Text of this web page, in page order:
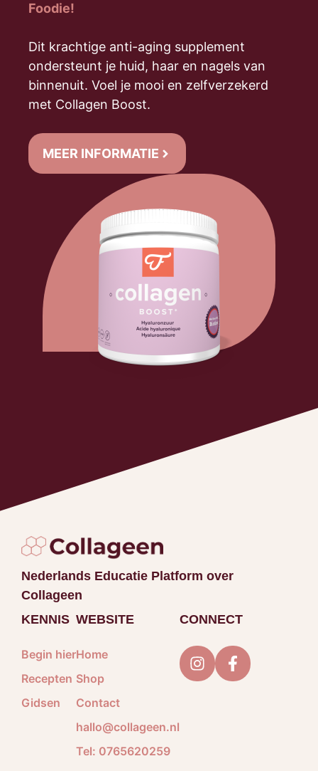
Foodie!
Dit krachtige anti-aging supplement
ondersteunt je huid, haar en nagels van
binnenuit. Voel je mooi en zelfverzekerd
met Collagen Boost.
MEER INFORMATIE
Nederlands Educatie Platform over
Collageen
KENNIS
Begin hier
Recepten
Gidsen
WEBSITE
Home
Shop
Contact
hallo@collageen.nl
Tel: 0765620259
CONNECT